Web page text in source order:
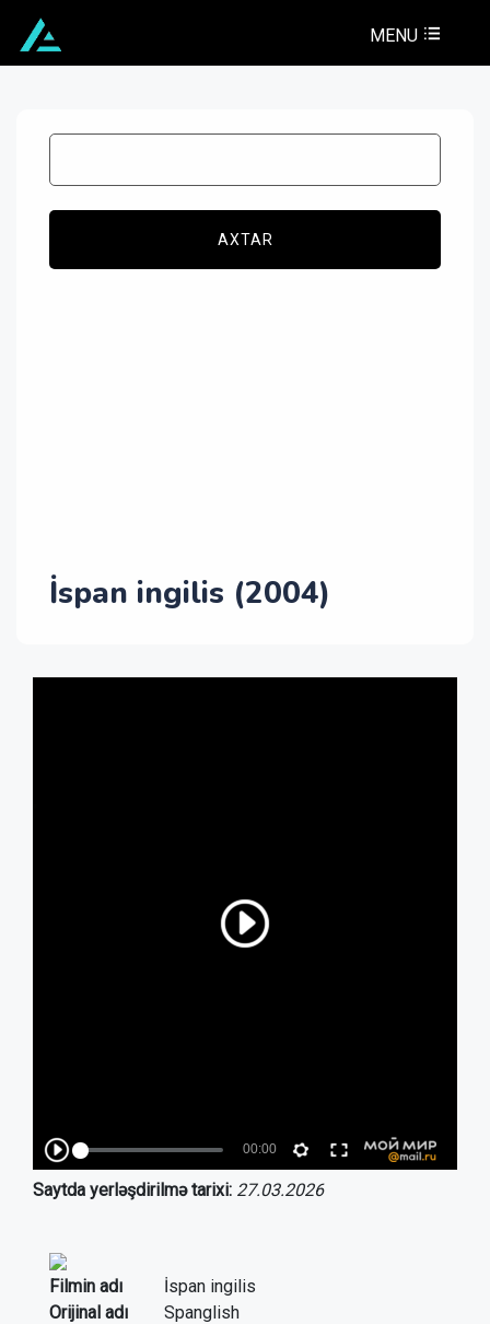
MENU
AXTAR
İspan ingilis (2004)
Saytda yerləşdirilmə tarixi: 27.03.2026
Filmin adı
İspan ingilis
Orijinal adı
Spanglish